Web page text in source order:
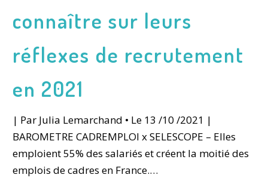
connaître sur leurs
réflexes de recrutement
en 2021
| Par Julia Lemarchand • Le 13 /10 /2021 |
BAROMETRE CADREMPLOI x SELESCOPE – Elles
emploient 55% des salariés et créent la moitié des
emplois de cadres en France.…